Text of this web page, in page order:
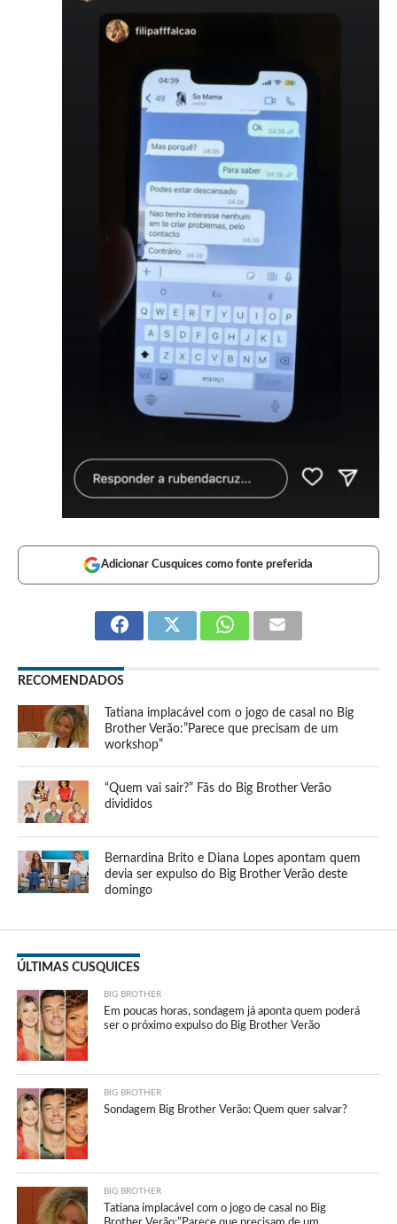
Adicionar Cusquices como fonte preferida
RECOMENDADOS
Tatiana implacável com o jogo de casal no Big
Brother Verão:”Parece que precisam de um
workshop”
“Quem vai sair?” Fãs do Big Brother Verão
divididos
Bernardina Brito e Diana Lopes apontam quem
devia ser expulso do Big Brother Verão deste
domingo
ÚLTIMAS CUSQUICES
BIG BROTHER
Em poucas horas, sondagem já aponta quem poderá
ser o próximo expulso do Big Brother Verão
BIG BROTHER
Sondagem Big Brother Verão: Quem quer salvar?
BIG BROTHER
Tatiana implacável com o jogo de casal no Big